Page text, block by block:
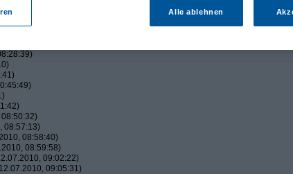
08:57:13)
08:58:40)
08:59:58)
09:02:22)
09:05:31)
Alle ablehnen